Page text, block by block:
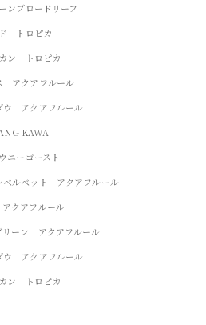
ンブロードリーフ
トロピカ
ン トロピカ
アクアフルール
ウ アクアフルール
KAWA
ニーゴースト
ベルベット アクアフルール
クアフルール
リーン アクアフルール
ウ アクアフルール
ン トロピカ